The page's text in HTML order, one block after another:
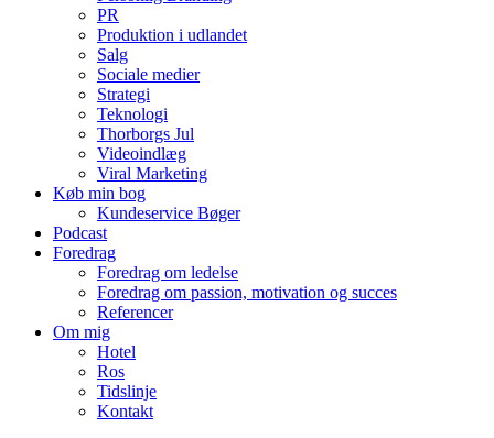
PR
Produktion i udlandet
Salg
Sociale medier
Strategi
Teknologi
Thorborgs Jul
Videoindlæg
Viral Marketing
Køb min bog
Kundeservice Bøger
Podcast
Foredrag
Foredrag om ledelse
Foredrag om passion, motivation og succes
Referencer
Om mig
Hotel
Ros
Tidslinje
Kontakt